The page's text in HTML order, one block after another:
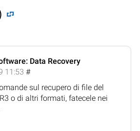
Data Recovery
11:53 #
sul recupero di file del
o di altri formati, fatecele nei